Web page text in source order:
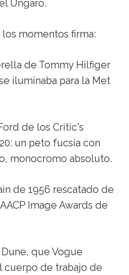
Ungaro.
momentos firma:
de Tommy Hilfiger
iluminaba para la Met
de los Critic's
un peto fucsia con
monocromo absoluto.
de 1956 rescatado de
Image Awards de
que Vogue
cuerpo de trabajo de